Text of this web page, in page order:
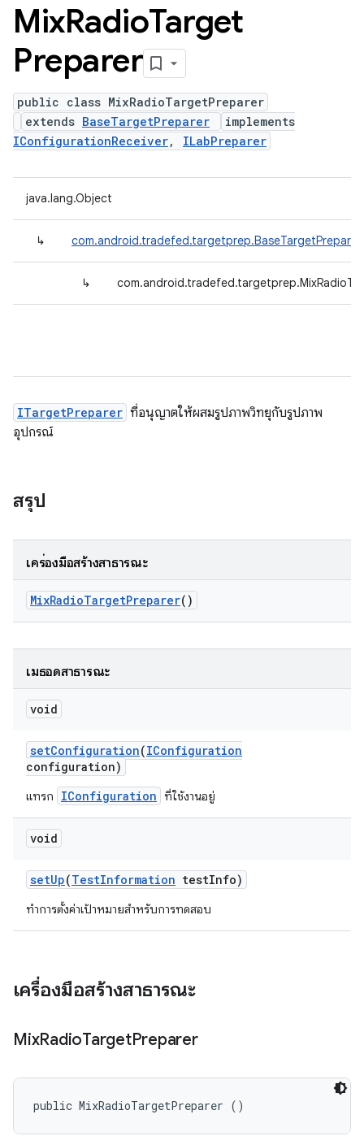
MixRadioTarget
Preparer
public class MixRadioTargetPreparer
extends BaseTargetPreparer
implements
IConfigurationReceiver, ILabPreparer
java.lang.Object
↳ com.android.tradefed.targetprep.BaseTargetPreparer
↳
ITargetPreparer ที่อนุญาตให้ผสมรูปภาพวิทยุกับรูปภาพ
อุปกรณ์
สรุป
เครื่องมือสร้างสาธารณะ
MixRadioTargetPreparer()
เมธอดสาธารณะ
void
setConfiguration(IConfiguration
configuration)
แทรก IConfiguration ที่ใช้งานอยู่
void
setUp(TestInformation testInfo)
ทำการตั้งค่าเป้าหมายสำหรับการทดสอบ
เครื่องมือสร้างสาธารณะ
MixRadioTargetPreparer
public MixRadioTargetPreparer ()